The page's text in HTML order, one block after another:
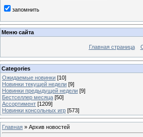
запомнить
Меню сайта
Главная страница
Categories
Ожидаемые новинки [10]
Новинки текущей недели [9]
Новинки предыдущей недели [9]
Бестселлер месяца [50]
Ассортимент [1209]
Новинки консольных игр [573]
Главная » Архив новостей